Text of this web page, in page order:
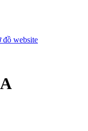
đồ website